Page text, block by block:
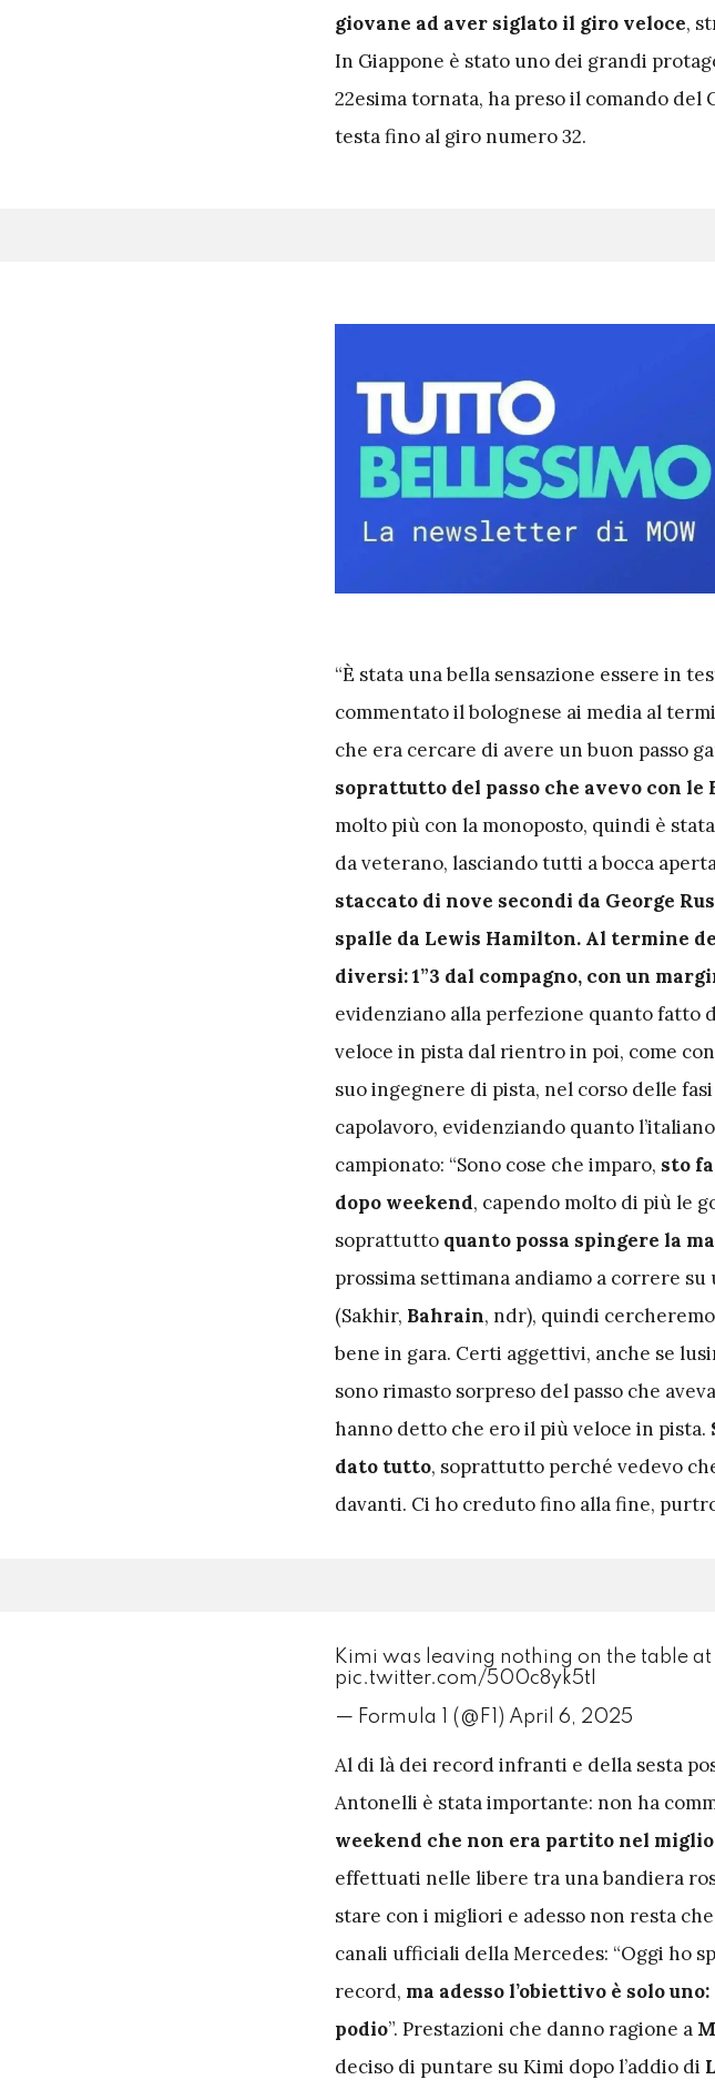
giovane ad aver siglato il giro veloce,
In Giappone è stato uno dei grandi
22esima tornata, ha preso il comando
testa fino al giro numero 32.
“È stata una bella sensazione essere in
commentato il bolognese ai media al
che era cercare di avere un buon passo
soprattutto del passo che avevo con le
molto più con la monoposto, quindi è
da veterano, lasciando tutti a bocca
staccato di nove secondi da George
spalle da Lewis Hamilton. Al termine
diversi: 1”3 dal compagno, con un
evidenziano alla perfezione quanto fatto
veloce in pista dal rientro in poi, come
suo ingegnere di pista, nel corso delle
capolavoro, evidenziando quanto
campionato: “Sono cose che imparo, sto
dopo weekend, capendo molto di più le
soprattutto quanto possa spingere la
prossima settimana andiamo a correre
(Sakhir, Bahrain, ndr), quindi
bene in gara. Certi aggettivi, anche se
sono rimasto sorpreso del passo che
hanno detto che ero il più veloce in pista.
dato tutto, soprattutto perché vedevo
davanti. Ci ho creduto fino alla fine,
Kimi was leaving nothing on the table at
pic.twitter.com/500c8yk5tI
— Formula 1 (@F1) April 6, 2025
Al di là dei record infranti e della sesta
Antonelli è stata importante: non ha
weekend che non era partito nel
effettuati nelle libere tra una bandiera
stare con i migliori e adesso non resta
canali ufficiali della Mercedes: “Oggi ho
record, ma adesso l’obiettivo è solo
podio”. Prestazioni che danno ragione a
deciso di puntare su Kimi dopo l’addio di